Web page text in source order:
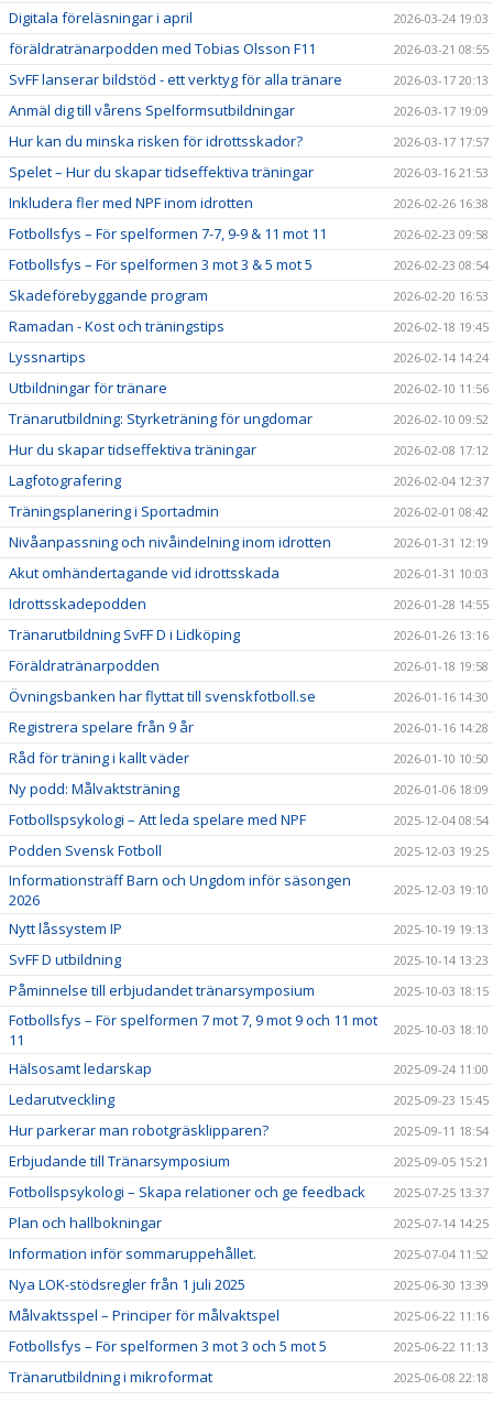
Digitala föreläsningar i april 2026-03-24 19:03
föräldratränarpodden med Tobias Olsson F11 2026-03-21 08:55
SvFF lanserar bildstöd - ett verktyg för alla tränare 2026-03-17 20:13
Anmäl dig till vårens Spelformsutbildningar 2026-03-17 19:09
Hur kan du minska risken för idrottsskador? 2026-03-17 17:57
Spelet – Hur du skapar tidseffektiva träningar 2026-03-16 21:53
Inkludera fler med NPF inom idrotten 2026-02-26 16:38
Fotbollsfys – För spelformen 7-7, 9-9 & 11 mot 11 2026-02-23 09:58
Fotbollsfys – För spelformen 3 mot 3 & 5 mot 5 2026-02-23 08:54
Skadeförebyggande program 2026-02-20 16:53
Ramadan - Kost och träningstips 2026-02-18 19:45
Lyssnartips 2026-02-14 14:24
Utbildningar för tränare 2026-02-10 11:56
Tränarutbildning: Styrketräning för ungdomar 2026-02-10 09:52
Hur du skapar tidseffektiva träningar 2026-02-08 17:12
Lagfotografering 2026-02-04 12:37
Träningsplanering i Sportadmin 2026-02-01 08:42
Nivåanpassning och nivåindelning inom idrotten 2026-01-31 12:19
Akut omhändertagande vid idrottsskada 2026-01-31 10:03
Idrottsskadepodden 2026-01-28 14:55
Tränarutbildning SvFF D i Lidköping 2026-01-26 13:16
Föräldratränarpodden 2026-01-18 19:58
Övningsbanken har flyttat till svenskfotboll.se 2026-01-16 14:30
Registrera spelare från 9 år 2026-01-16 14:28
Råd för träning i kallt väder 2026-01-10 10:50
Ny podd: Målvaktsträning 2026-01-06 18:09
Fotbollspsykologi – Att leda spelare med NPF 2025-12-04 08:54
Podden Svensk Fotboll 2025-12-03 19:25
Informationsträff Barn och Ungdom inför säsongen
2026
2025-12-03 19:10
Nytt låssystem IP 2025-10-19 19:13
SvFF D utbildning 2025-10-14 13:23
Påminnelse till erbjudandet tränarsymposium 2025-10-03 18:15
Fotbollsfys – För spelformen 7 mot 7, 9 mot 9 och 11 mot
11
2025-10-03 18:10
Hälsosamt ledarskap 2025-09-24 11:00
Ledarutveckling 2025-09-23 15:45
Hur parkerar man robotgräsklipparen? 2025-09-11 18:54
Erbjudande till Tränarsymposium 2025-09-05 15:21
Fotbollspsykologi – Skapa relationer och ge feedback 2025-07-25 13:37
Plan och hallbokningar 2025-07-14 14:25
Information inför sommaruppehållet. 2025-07-04 11:52
Nya LOK-stödsregler från 1 juli 2025 2025-06-30 13:39
Målvaktsspel – Principer för målvaktspel 2025-06-22 11:16
Fotbollsfys – För spelformen 3 mot 3 och 5 mot 5 2025-06-22 11:13
Tränarutbildning i mikroformat 2025-06-08 22:18